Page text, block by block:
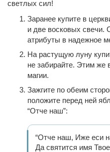
светлых сил!
Заранее купите в
и две восковых свечи.
атрибуты в надежное
На растущую луну
не забирайте. Этим же
магии.
Зажгите по обеим
положите перед ней
“Отче наш”:
“Отче наш, Иже еси
Да святится имя